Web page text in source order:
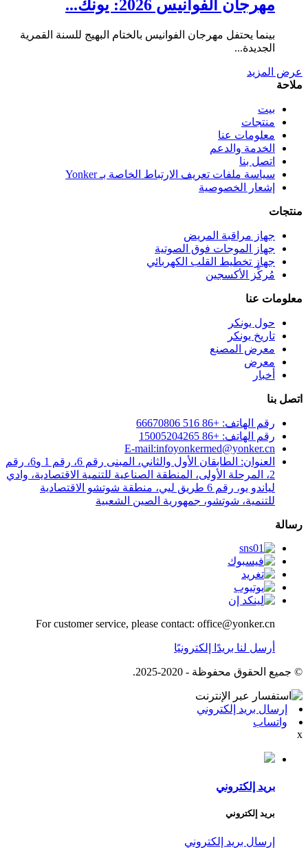
مهرجان الفوانيس 2026: يونك...
بينما يحتفل مهرجان الفوانيس بالختام البهيج للسنة القمرية
الجديدة...
عرض المزيد
ملاحة
بيت
منتجات
معلومات عنا
الخدمة والدعم
اتصل بنا
سياسة ملفات تعريف الارتباط الخاصة بـ Yonker
إشعار الخصوصية
منتجات
جهاز مراقبة المريض
جهاز الموجات فوق الصوتية
جهاز تخطيط القلب الكهربائي
مُركِّز الأكسجين
معلومات عنا
حول يونكر
تاريخ يونكر
معرض المصنع
معرض
أخبار
اتصل بنا
رقم الهاتف: +86 516 66670806
رقم الهاتف: +86 15005204265
E-mail:infoyonkermed@yonker.cn
العنوان: الطابقان الأول والثاني، المبنى رقم 6، رقم 1 و6، رقم
2، المرحلة الأولى، المنطقة الصناعية للتنمية الاقتصادية، وادي
لياندو يو، رقم 6 طريق ليي، منطقة شوتشو الاقتصادية
للتنمية، شوتشو، جمهورية الصين الشعبية
رسالة
For customer service, please contact: office@yonker.cn
أرسل لنا بريدًا إلكترونيًا
© جميع الحقوق محفوظة - 2020-2025.
إرسال بريد إلكتروني
واتساب
x
بريد إلكتروني
بريد إلكتروني
إرسال بريد إلكتروني